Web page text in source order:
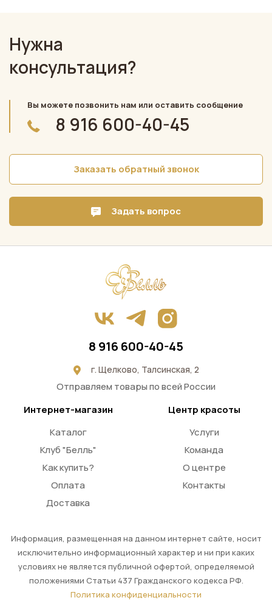
Нужна
консультация?
Вы можете позвонить нам или оставить сообщение
8 916 600-40-45
Заказать обратный звонок
Задать вопрос
Центр красоты
Услуги
Команда
О центре
Контакты
Интернет-магазин
Каталог
Клуб "Белль"
Как купить?
Оплата
Доставка
8 916 600-40-45
г. Щелково, Талсинская, 2
Отправляем товары по всей России
Информация, размещенная на данном интернет сайте, носит
исключительно информационный характер и ни при каких
условиях не является публичной офертой, определяемой
положениями Статьи 437 Гражданского кодекса РФ.
Политика конфиденциальности